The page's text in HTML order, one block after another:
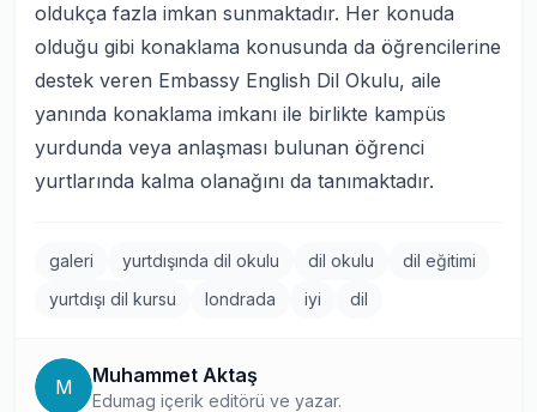
oldukça fazla imkan sunmaktadır. Her konuda
olduğu gibi konaklama konusunda da öğrencilerine
destek veren Embassy English Dil Okulu, aile
yanında konaklama imkanı ile birlikte kampüs
yurdunda veya anlaşması bulunan öğrenci
yurtlarında kalma olanağını da tanımaktadır.
galeri yurtdışında dil okulu dil okulu
dil eğitimi
yurtdışı dil kursu
londrada iyi dil
M Muhammet Aktaş
Edumag içerik editörü ve yazar.